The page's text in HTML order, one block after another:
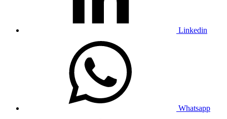
Linkedin
Whatsapp